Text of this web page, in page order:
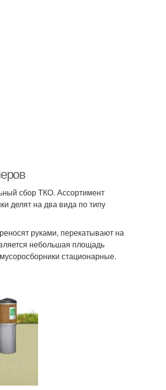
сбор ТКО. Ассортимент
делят на два вида по типу
руками, перекатывают на
небольшая площадь
стационарные.